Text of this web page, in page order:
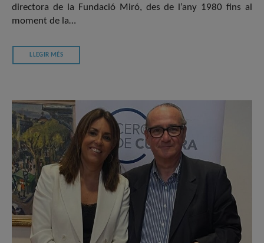
directora de la Fundació Miró, des de l’any 1980 fins al
moment de la…
LLEGIR MÉS